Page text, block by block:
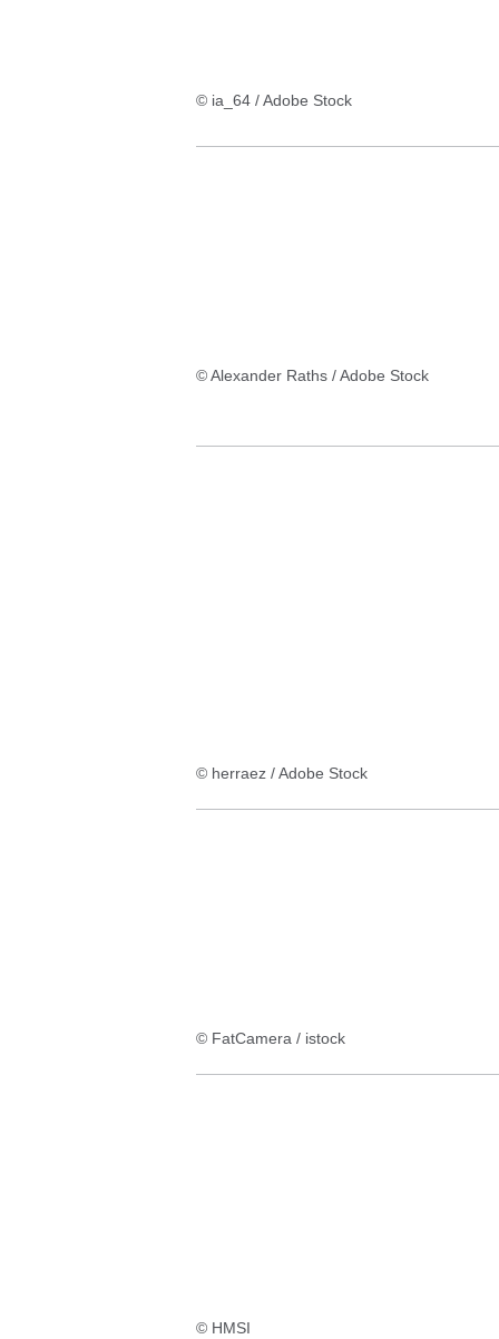
© ia_64 / Adobe Stock
© Alexander Raths / Adobe Stock
© herraez / Adobe Stock
© FatCamera / istock
© HMSI